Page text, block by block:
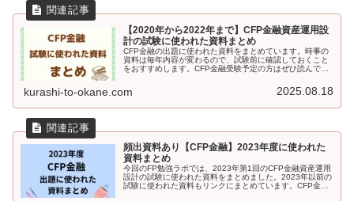
【2020年から2022年まで】CFP金融資産運用設
計の試験に使われた資料まとめ
CFP金融の出題に使われた資料をまとめています。時事の
資料は毎年内容が変わるので、試験前に確認しておくこと
をおすすめします。CFP金融受験予定の方はぜひ読んでみ
kurashi-to-okane.com 2025.08.18
頻出資料あり【CFP金融】2023年度に使われた
資料まとめ
今回のFP勉強ラボでは、2023年第1回のCFP金融資産運用
設計の試験に使われた資料をまとめました。2023年以前の
試験に使われた資料もリンクにまとめています。CFP金融